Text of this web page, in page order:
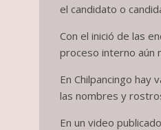
el candidato o
Con el inició de las
proceso interno aún
En Chilpancingo
las nombres y
En un video